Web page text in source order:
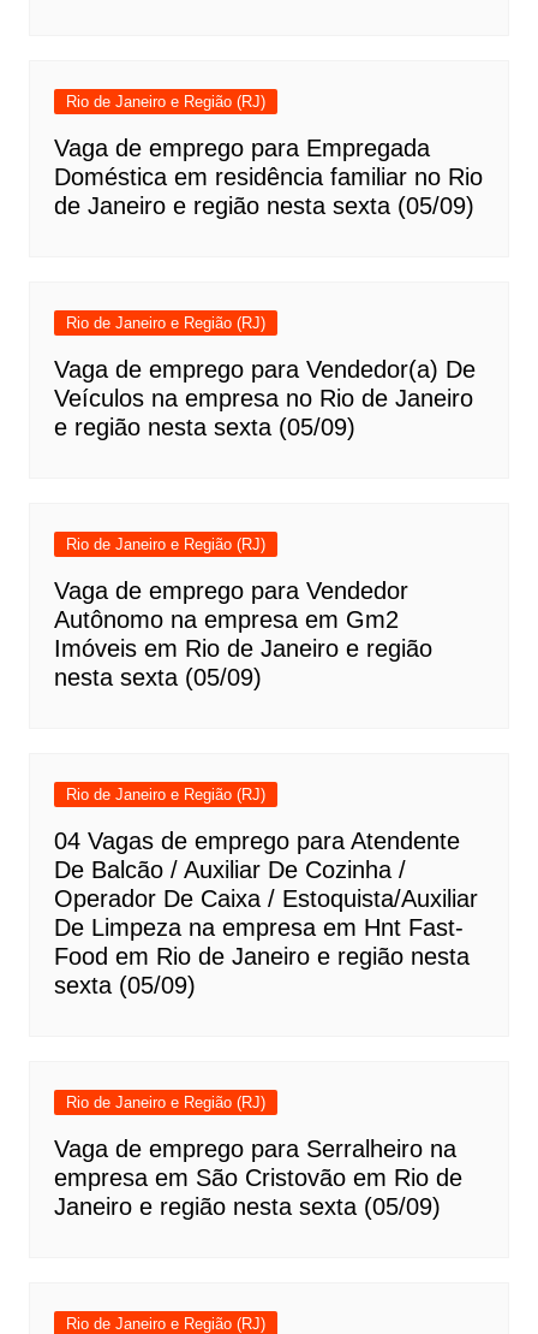
Rio de Janeiro e Região (RJ)
Vaga de emprego para Empregada
Doméstica em residência familiar no Rio
de Janeiro e região nesta sexta (05/09)
Rio de Janeiro e Região (RJ)
Vaga de emprego para Vendedor(a) De
Veículos na empresa no Rio de Janeiro
e região nesta sexta (05/09)
Rio de Janeiro e Região (RJ)
Vaga de emprego para Vendedor
Autônomo na empresa em Gm2
Imóveis em Rio de Janeiro e região
nesta sexta (05/09)
Rio de Janeiro e Região (RJ)
04 Vagas de emprego para Atendente
De Balcão / Auxiliar De Cozinha /
Operador De Caixa / Estoquista/Auxiliar
De Limpeza na empresa em Hnt Fast-
Food em Rio de Janeiro e região nesta
sexta (05/09)
Rio de Janeiro e Região (RJ)
Vaga de emprego para Serralheiro na
empresa em São Cristovão em Rio de
Janeiro e região nesta sexta (05/09)
Rio de Janeiro e Região (RJ)